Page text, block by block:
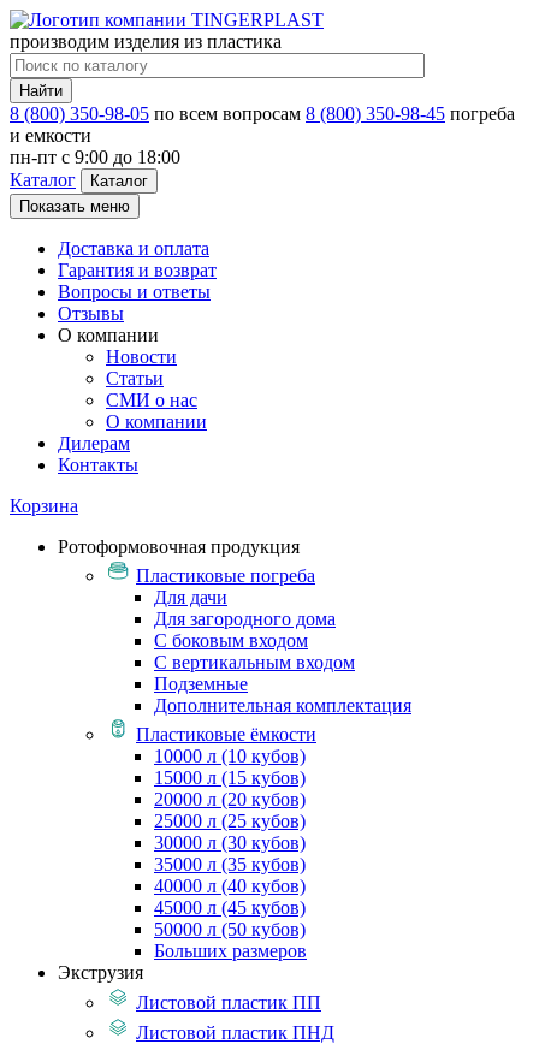
производим изделия из пластика
Найти
8 (800) 350-98-05 по всем вопросам 8 (800) 350-98-45 погреба
и емкости
пн-пт c 9:00 до 18:00
Каталог
Каталог
Показать меню
Доставка и оплата
Гарантия и возврат
Вопросы и ответы
Отзывы
О компании
Новости
Статьи
СМИ о нас
О компании
Дилерам
Контакты
Корзина
Ротоформовочная продукция
Пластиковые погреба
Для дачи
Для загородного дома
С боковым входом
С вертикальным входом
Подземные
Дополнительная комплектация
Пластиковые ёмкости
10000 л (10 кубов)
15000 л (15 кубов)
20000 л (20 кубов)
25000 л (25 кубов)
30000 л (30 кубов)
35000 л (35 кубов)
40000 л (40 кубов)
45000 л (45 кубов)
50000 л (50 кубов)
Больших размеров
Экструзия
Листовой пластик ПП
Листовой пластик ПНД